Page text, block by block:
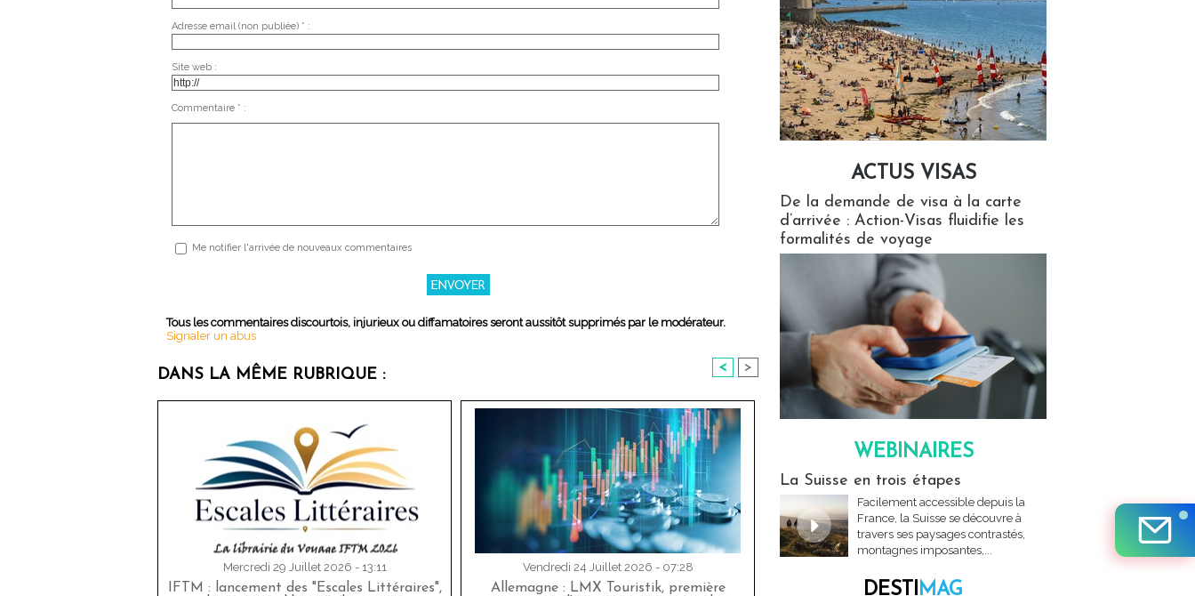
Adresse email (non publiée) * :
Site web :
Commentaire * :
Me notifier l'arrivée de nouveaux commentaires
Tous les commentaires discourtois, injurieux ou diffamatoires seront aussitôt supprimés par le modérateur.
Signaler un abus
DANS LA MÊME RUBRIQUE : < >
Mercredi 29 Juillet 2026 - 13:11
IFTM : lancement des "Escales Littéraires",
Vendredi 24 Juillet 2026 - 07:28
Allemagne : LMX Touristik, première
ACTUS VISAS
De la demande de visa à la carte
d’arrivée : Action-Visas fluidifie les
formalités de voyage
WEBINAIRES
La Suisse en trois étapes
Facilement accessible depuis la
France, la Suisse se découvre à
travers ses paysages contrastés,
montagnes imposantes,...
DESTIMAG